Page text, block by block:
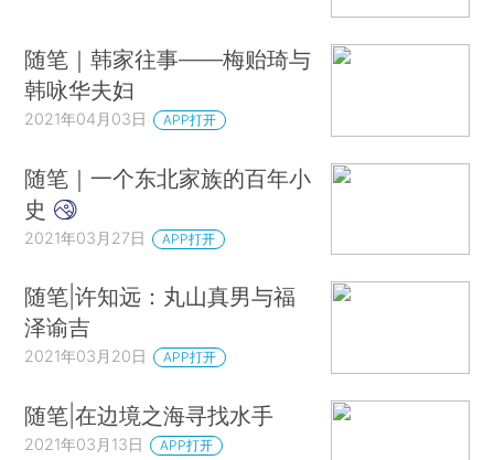
随笔｜韩家往事——梅贻琦与
韩咏华夫妇
2021年04月03日 APP打开
随笔｜一个东北家族的百年小
史
2021年03月27日 APP打开
随笔|许知远：丸山真男与福
泽谕吉
2021年03月20日 APP打开
随笔|在边境之海寻找水手
2021年03月13日 APP打开